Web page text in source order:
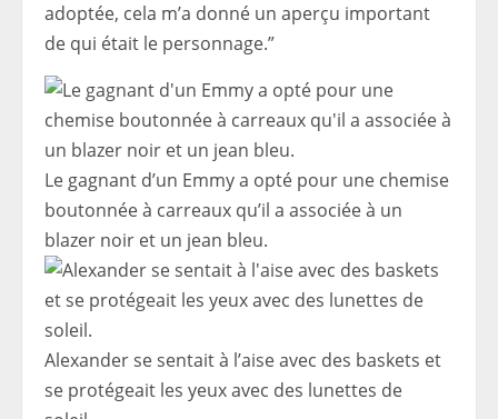
adoptée, cela m’a donné un aperçu important
de qui était le personnage.”
Le gagnant d’un Emmy a opté pour une chemise
boutonnée à carreaux qu’il a associée à un
blazer noir et un jean bleu.
Alexander se sentait à l’aise avec des baskets et
se protégeait les yeux avec des lunettes de